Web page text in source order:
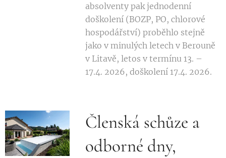
absolventy pak jednodenní
doškolení (BOZP, PO, chlorové
hospodářství) proběhlo stejně
jako v minulých letech v Berouně
v Litavě, letos v termínu 13. –
17.4. 2026, doškolení 17.4. 2026.
Členská schůze a
odborné dny,